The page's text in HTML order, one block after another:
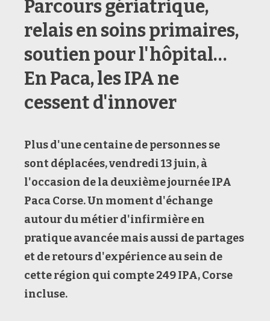
Parcours gériatrique,
relais en soins primaires,
soutien pour l'hôpital…
En Paca, les IPA ne
cessent d'innover
Plus d'une centaine de personnes se
sont déplacées, vendredi 13 juin, à
l'occasion de la deuxième journée IPA
Paca Corse. Un moment d'échange
autour du métier d'infirmière en
pratique avancée mais aussi de partages
et de retours d'expérience au sein de
cette région qui compte 249 IPA, Corse
incluse.